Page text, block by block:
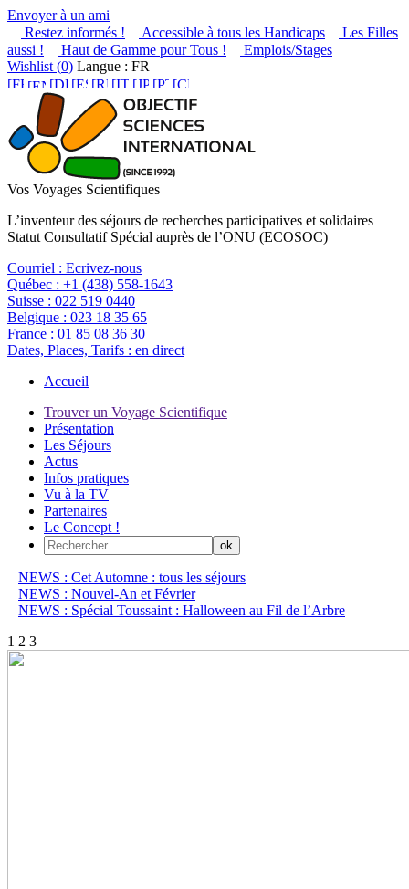
Envoyer à un ami
Restez informés !
Accessible à tous les Handicaps
Les Filles
aussi !
Haut de Gamme pour Tous !
Emplois/Stages
Wishlist (0) Langue : FR
Vos Voyages Scientifiques
L’inventeur des séjours de recherches participatives et solidaires
Statut Consultatif Spécial auprès de l’ONU (ECOSOC)
Courriel : Ecrivez-nous
Québec : +1 (438) 558-1643
Suisse : 022 519 0440
Belgique : 023 18 35 65
France : 01 85 08 36 30
Dates, Places, Tarifs : en direct
Accueil
Trouver un Voyage Scientifique
Présentation
Les Séjours
Actus
Infos pratiques
Vu à la TV
Partenaires
Le Concept !
NEWS : Cet Automne : tous les séjours
NEWS : Nouvel-An et Février
NEWS : Spécial Toussaint : Halloween au Fil de l’Arbre
1 2 3